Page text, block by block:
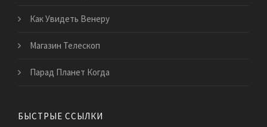
Как Увидеть Венеру
Магазин Телескоп
Парад Планет Когда
БЫСТРЫЕ ССЫЛКИ